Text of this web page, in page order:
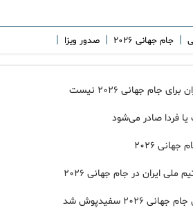
| جام جهانی ۲۰۲۶ | صدور ویزا |
جهانی ۲۰۲۶ نیست
فردا صادر می‌شود
۲۰۲۶
ایران در جام جهانی ۲۰۲۶
سفیدپوش شد